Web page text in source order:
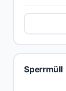
Sperrmüll